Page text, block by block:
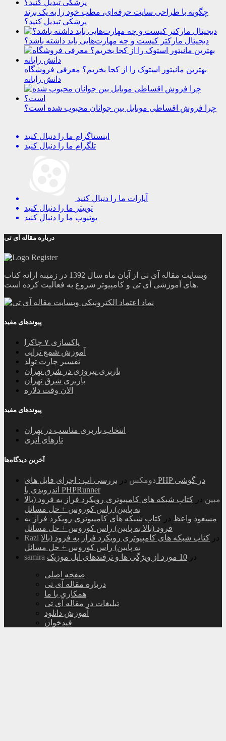
چگونه با طراحی سایت حرفه‌ای، مطب خود را به یک برند
پزشکی تبدیل کنید؟
دیجیتال مارکتر کیست و چه مهارت‌هایی باید داشته باشد؟
بهترین مانیتور استوک را از کجا بخریم؟ معرفی فروشگاه
دانش رایانه
چرا فروش اقساطی موبایل بین جوانان محبوب شده است؟
اینستاگرام ما را دنبال کنید
تلگرام ما را دنبال کنید
آپارات ما را دنبال کنید
توییتر ما را دنبال کنید
یوتیوب ما را دنبال کنید
درباره مقاله آی تی
وبسایت مقاله آی تی از آبان ماه سال 1392 در زمینه ارائه کتاب
های آموزشی آی تی و کامپیوتر شروع به فعالیت کرده است.
پیوندهای مفید
پاکسازی ۷ چاکرا
آموزش شمع تراپی
تفسیر چارت تولد
باربری پیروزی در شرق تهران
باربری شرق تهران
الان وقت دلاره
پیوندهای مفید
انتخاب باربری مناسب در تهران
تارهای اتری
آخرین دیدگاه‌ها
دومکس در بررسی اپ : اجرای فایل های PHP در گوشی
اندرویدی با PHPRunner
مبین در کتاب شبکه های کامپیوتری رویکرد فراز به فرود (بالا
به پایین) راس کوروس + حل مسائل
مسعود واعظ در کتاب شبکه های کامپیوتری رویکرد فراز به
فرود (بالا به پایین) راس کوروس + حل مسائل
Razi
در کتاب شبکه های کامپیوتری رویکرد فراز به فرود (بالا
به پایین) راس کوروس + حل مسائل
samira
در 10 مورد از ویژگی ها و ترفندهای اپل موزیک
صفحه اصلی
درباره مقاله آی تی
همکاری با ما
تبلیغات در مقاله آی تی
آموزش دانلود
فیدخوان